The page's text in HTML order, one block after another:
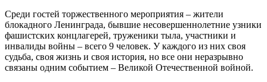
Среди гостей торжественного мероприятия – жители
блокадного Ленинграда, бывшие несовершеннолетние узники
фашистских концлагерей, труженики тыла, участники и
инвалиды войны – всего 9 человек. У каждого из них своя
судьба, своя жизнь и своя история, но все они неразрывно
связаны одним событием – Великой Отечественной войной.